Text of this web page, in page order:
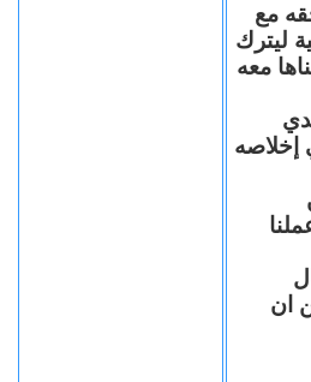
مع
ليترك
معه
ان